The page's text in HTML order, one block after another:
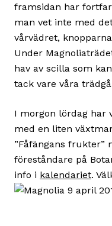
framsidan har
man vet inte med
vårvädret,
Under
hav av scilla som
tack vare våra
I morgon lördag har
med en liten
”Fåfängans frukter”
föreståndare på
info i kalendariet.